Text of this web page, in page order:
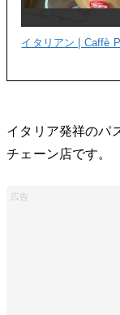
イタリアン | Caffè
イタリア発祥のパ
チェーン店です。